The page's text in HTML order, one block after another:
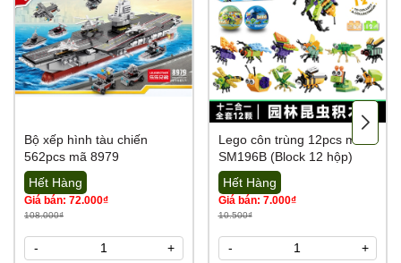
Bộ xếp hình tàu chiến
562pcs mã 8979
Hết Hàng
Giá bán: 72.000₫
108.000₫
- +
Lego côn trùng 12pcs mã
SM196B (Block 12 hộp)
Hết Hàng
Giá bán: 7.000₫
10.500₫
- +